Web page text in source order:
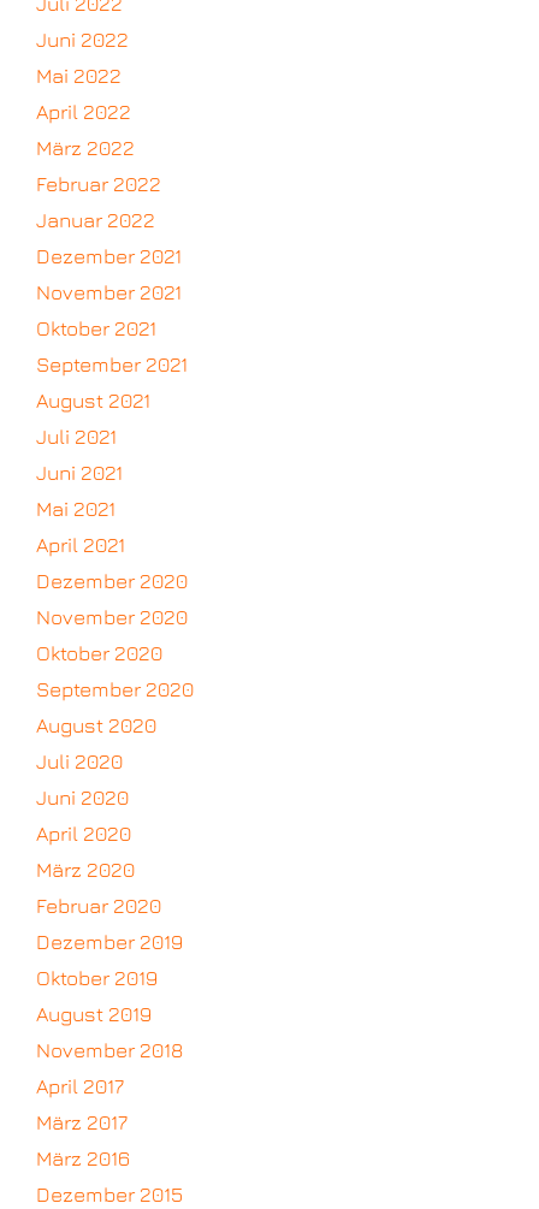
Juni 2022
Mai 2022
April 2022
März 2022
Februar 2022
Januar 2022
Dezember 2021
November 2021
Oktober 2021
September 2021
August 2021
Juli 2021
Juni 2021
Mai 2021
April 2021
Dezember 2020
November 2020
Oktober 2020
September 2020
August 2020
Juli 2020
Juni 2020
April 2020
März 2020
Februar 2020
Dezember 2019
Oktober 2019
August 2019
November 2018
April 2017
März 2017
März 2016
Dezember 2015